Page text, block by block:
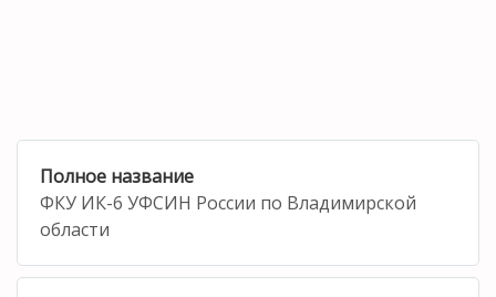
Полное название
ФКУ ИК-6 УФСИН России по Владимирской
области